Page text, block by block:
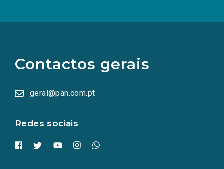
Contactos gerais
geral@pan.com.pt
Redes sociais
redes
sociais
numa
nova